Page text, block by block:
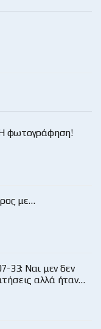
Η φωτογράφηση!
με…
33: Ναι μεν δεν
αλλά ήταν…